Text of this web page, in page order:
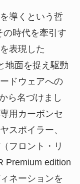
導くという哲
の時代を牽引す
表現した
地面を捉え駆動
ドウェアへの
ら名づけまし
用カーボンセ
スポイラー、
フロント・リ
Premium edition
ネーションを